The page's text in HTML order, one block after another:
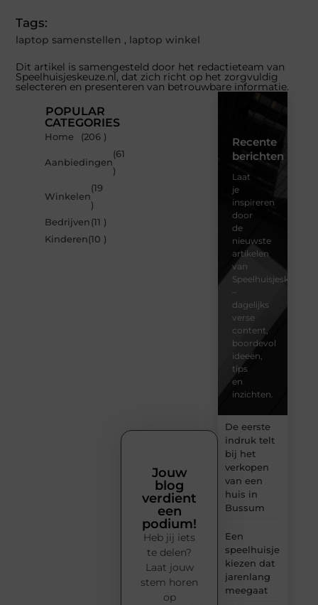
Tags:
laptop samenstellen , laptop winkel
Dit artikel is samengesteld door het redactieteam van
Speelhuisjeskeuze.nl, dat zich richt op het zorgvuldig
selecteren en presenteren van betrouwbare informatie.
POPULAR
CATEGORIES
Home (206 )
Aanbiedingen
(61
)
Winkelen
(19
)
Bedrijven (11 )
Kinderen(10 )
Recente
berichten
Laat
je
inspireren
door
de
nieuwste
artikelen
van
Speelhuisjeskeuze.nl
–
dagelijks
verse
content,
boordevol
ideeën,
tips
en
inzichten.
De eerste
indruk telt
bij het
verkopen
van een
huis in
Bussum
Een
speelhuisje
kiezen dat
jarenlang
meegaat
Jouw
blog
verdient
een
podium!
Heb jij iets
te delen?
Laat jouw
stem horen
op